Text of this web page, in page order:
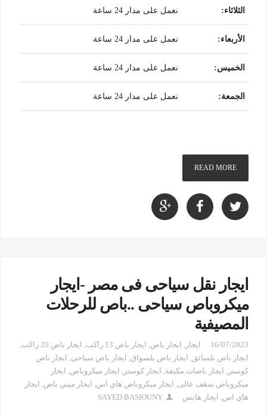
الثلاثاء: نعمل على مدار 24 ساعة
الأربعاء: نعمل على مدار 24 ساعة
الخميس: نعمل على مدار 24 ساعة
الجمعة: نعمل على مدار 24 ساعة
READ MORE
ايجار نقل سياحى فى مصر -ايجار
ميكروباص سياحى ..باص للرحلات
المصيفية
16/07/2023 ايجار , ايجار باص, ايجار باص 13 راكب , ايجار باص 20 راكب
,
ايجار باص بلسائق, ايجار باص بلسواق, ايجار باص سياحي, ايجار باص
كوستر , ايجار باصات مكيفة, ايجار كوستر , ايجار ميكروباص, ايجار
ميكروباص سقف عالى, ايجار ميكروباص هاي اس, ايجار ميني باص, ايجار
هاي اس, ايجار هايس SAYED BASIOUNY